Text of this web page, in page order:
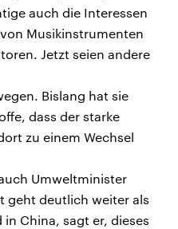
auch die Interessen
Musikinstrumenten
Jetzt seien andere
Bislang hat sie
dass der starke
zu einem Wechsel
Umweltminister
geht deutlich weiter als
China, sagt er, dieses